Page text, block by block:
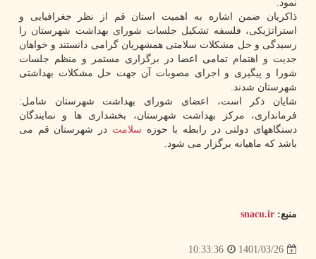
نمود.
ذاکریان ضمن اشاره به اهمیت استان قم از نظر جغرافیایی و
استراتژیکی، فلسفه تشکیل جلسات شورای بهداشت شهرستان را
رسیدگی و حل مشکلات سلامتی همشهریان گرامی دانستند و خواهان
جدیت و اهتمام تمامی اعضا در برگزاری مستمر و منظم جلسات
شورا و پیگیری و اجرای مصوبات آن جهت حل مشکلات بهداشتی
شهرستان شدند.
شایان ذکر است، اعضای شورای بهداشت شهرستان شامل:
فرمانداری، مرکز بهداشت شهرستان، بخشداری ها و نمایندگان
دستگاههای دولتی در رابطه با حوزه سلامت در شهرستان قم می
باشد که ماهیانه برگزار می شود.
منبع: snacu.ir
1401/03/26
10:33:36